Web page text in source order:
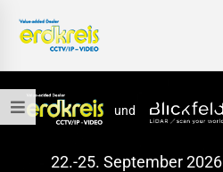
und
22.-25. September 2026